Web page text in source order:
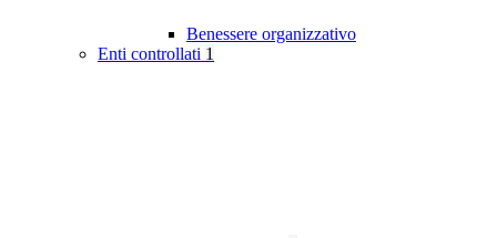
Benessere organizzativo
Enti controllati 1